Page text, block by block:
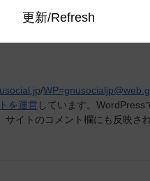
/
を運営 しています。WordPress
イトのコメント欄にも反映され
更新/Refresh